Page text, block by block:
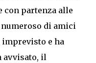
con partenza alle
numeroso di amici
imprevisto e ha
avvisato, il